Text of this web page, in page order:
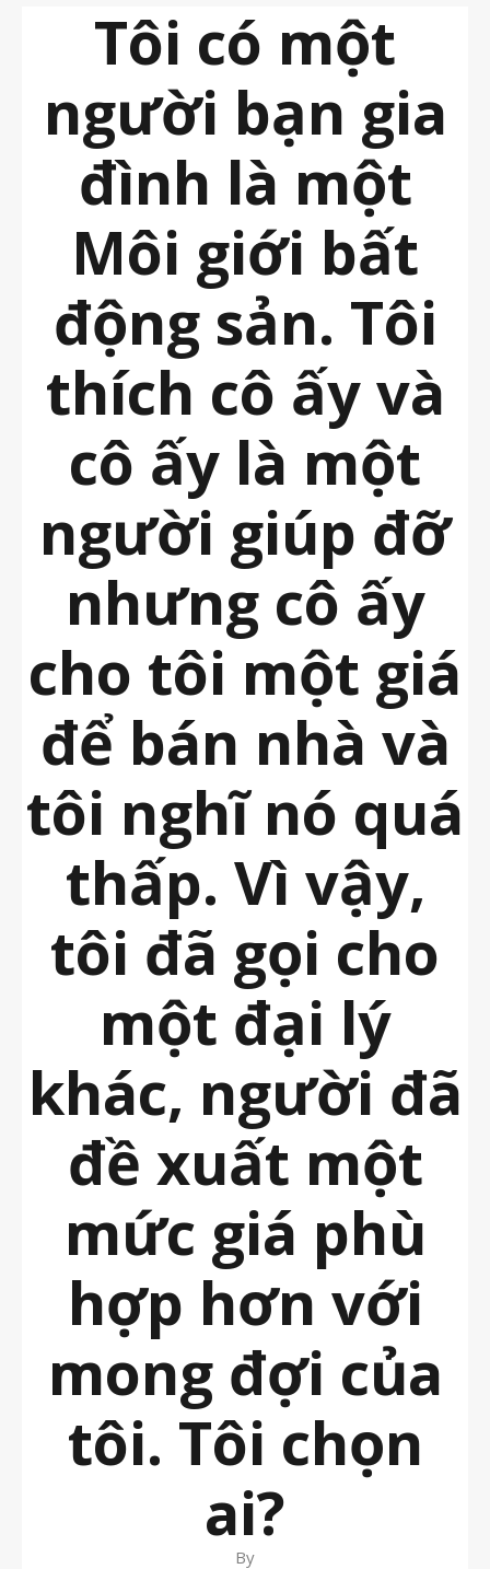
Tôi có một
người bạn gia
đình là một
Môi giới bất
động sản. Tôi
thích cô ấy và
cô ấy là một
người giúp đỡ
nhưng cô ấy
cho tôi một giá
để bán nhà và
tôi nghĩ nó quá
thấp. Vì vậy,
tôi đã gọi cho
một đại lý
khác, người đã
đề xuất một
mức giá phù
hợp hơn với
mong đợi của
tôi. Tôi chọn
ai?
By